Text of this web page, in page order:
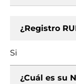
¿Registro
Si
¿Cuál es su